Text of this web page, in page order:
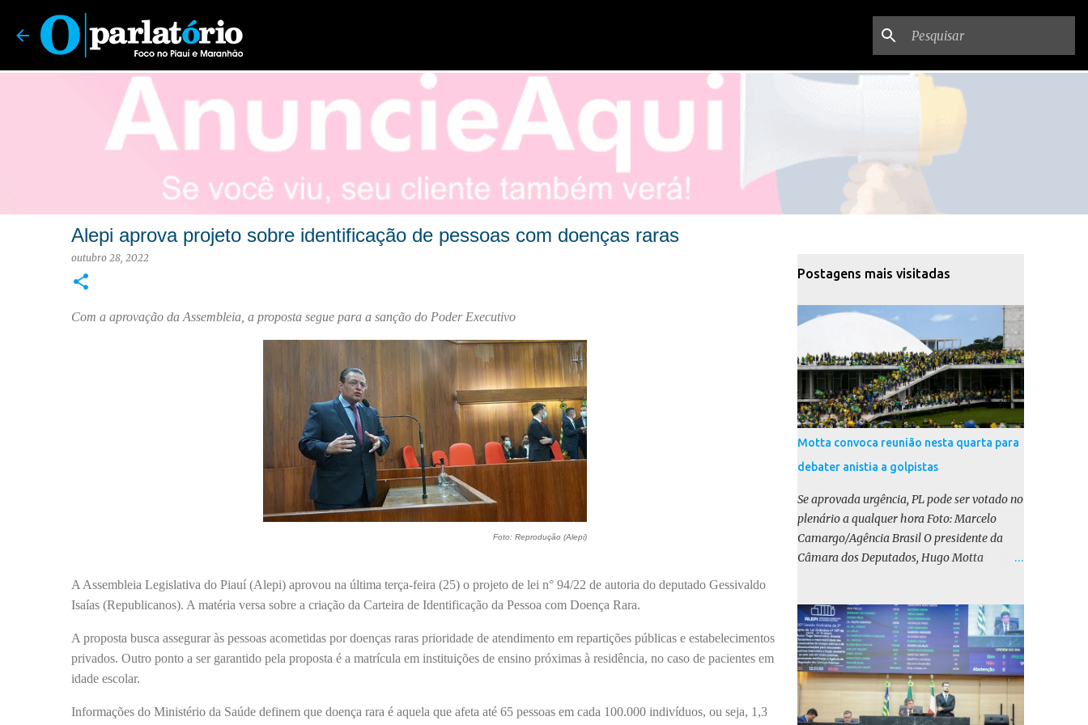
O Parlatório | Foco no Piauí e Maranhão
Alepi aprova projeto sobre identificação de pessoas com doenças raras
outubro 28, 2022
Com a aprovação da Assembleia, a proposta segue para a sanção do Poder Executivo
Foto: Reprodução (Alepi)
A Assembleia Legislativa do Piauí (Alepi) aprovou na última terça-feira (25) o projeto de lei n° 94/22 de autoria do deputado Gessivaldo
Isaías (Republicanos). A matéria versa sobre a criação da Carteira de Identificação da Pessoa com Doença Rara.
A proposta busca assegurar às pessoas acometidas por doenças raras prioridade de atendimento em repartições públicas e estabelecimentos
privados. Outro ponto a ser garantido pela proposta é a matrícula em instituições de ensino próximas à residência, no caso de pacientes em
idade escolar.
Informações do Ministério da Saúde definem que doença rara é aquela que afeta até 65 pessoas em cada 100.000 indivíduos, ou seja, 1,3
Postagens mais visitadas
Motta convoca reunião nesta quarta para
debater anistia a golpistas
Se aprovada urgência, PL pode ser votado no
plenário a qualquer hora Foto: Marcelo
Camargo/Agência Brasil O presidente da
Câmara dos Deputados, Hugo Motta
líderes para discutir a votação da urgência
para o projeto de lei (PL) que prevê a anistia
aos condenados por tentativa de golpe de
Estado. Motta disse, em uma rede social, que
a reunião vai “deliberar sobre a urgência dos
projetos que tratam do acontecido em 8 de